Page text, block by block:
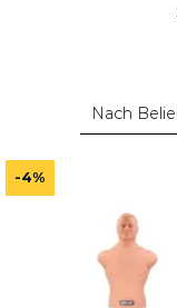
-4%